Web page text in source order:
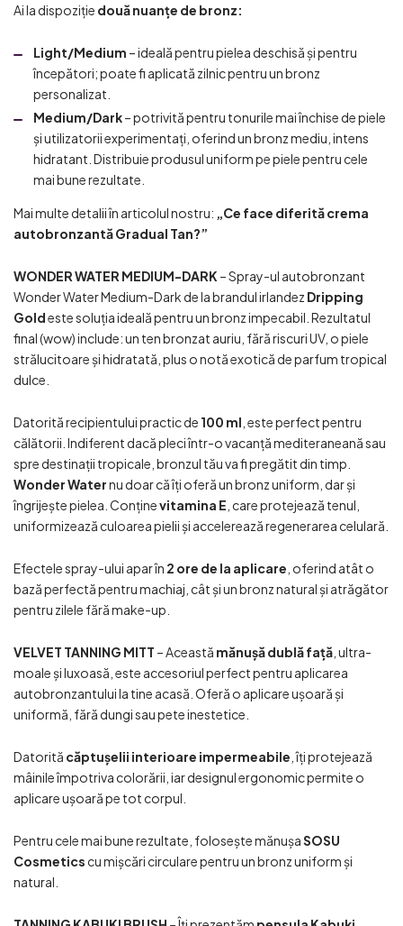
Ai la dispoziție două nuanțe de bronz:
Light/Medium – ideală pentru pielea deschisă și pentru
începători; poate fi aplicată zilnic pentru un bronz
personalizat.
Medium/Dark– potrivită pentru tonurile mai închise de piele
și utilizatorii experimentați, oferind un bronz mediu, intens
hidratant. Distribuie produsul uniform pe piele pentru cele
mai bune rezultate.
Mai multe detalii în articolul nostru: „Ce face diferită crema
autobronzantă Gradual Tan?”
WONDER WATER MEDIUM-DARK – Spray-ul autobronzant
Wonder Water Medium-Dark de la brandul irlandez Dripping
Goldeste soluția ideală pentru un bronz impecabil. Rezultatul
final (wow) include: un ten bronzat auriu, fără riscuri UV, o piele
strălucitoare și hidratată, plus o notă exotică de parfum tropical
dulce.
Datorită recipientului practic de 100 ml , este perfect pentru
călătorii. Indiferent dacă pleci într-o vacanță mediteraneană sau
spre destinații tropicale, bronzul tău va fi pregătit din timp.
Wonder Waternu doar că îți oferă un bronz uniform, dar și
îngrijește pielea. Conținevitamina E , care protejează tenul,
uniformizează culoarea pielii și accelerează regenerarea celulară.
Efectele spray-ului apar în 2 ore de la aplicare , oferind atât o
bază perfectă pentru machiaj, cât și un bronz natural și atrăgător
pentru zilele fără make-up.
VELVET TANNING MITT – Această mănușă dublă față , ultra-
moale și luxoasă, este accesoriul perfect pentru aplicarea
autobronzantului la tine acasă. Oferă o aplicare ușoară și
uniformă, fără dungi sau pete inestetice.
Datorită căptușelii interioare impermeabile , îți protejează
mâinile împotriva colorării, iar designul ergonomic permite o
aplicare ușoară pe tot corpul.
Pentru cele mai bune rezultate, folosește mănușaSOSU
Cosmetics cu mișcări circulare pentru un bronz uniform și
natural.